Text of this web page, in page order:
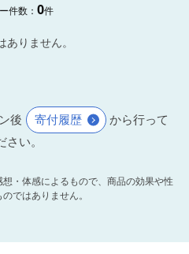
件数：0件
ありません。
後 寄付履歴
から行って
さい。
・体感によるもので、商品の効果や性
ではありません。